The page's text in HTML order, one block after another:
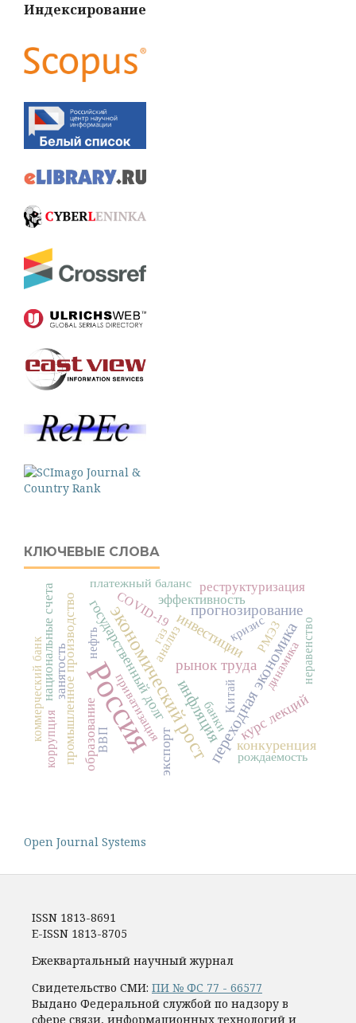
Индексирование
КЛЮЧЕВЫЕ СЛОВА
Россия
экономический ростпереходная экономика
инфляция
рынок труда
инвестиции
прогнозирование
государственный долг курс лекций
конкуренция
экспорт
эффективность
образование
промышленное производство
занятость
национальные счета реструктуризация
анализ
Китай
платежный баланс
COVID-19
газ кризис неравенство
приватизация
коммерческий банк нефть
банки
коррупция
РМЭЗ
ВВП
рождаемость
динамика
Open Journal Systems
ISSN 1813-8691
E-ISSN 1813-8705
Ежеквартальный научный журнал
Свидетельство СМИ: ПИ № ФС 77 - 66577
Выдано Федеральной службой по надзору в
сфере связи, информационных технологий и